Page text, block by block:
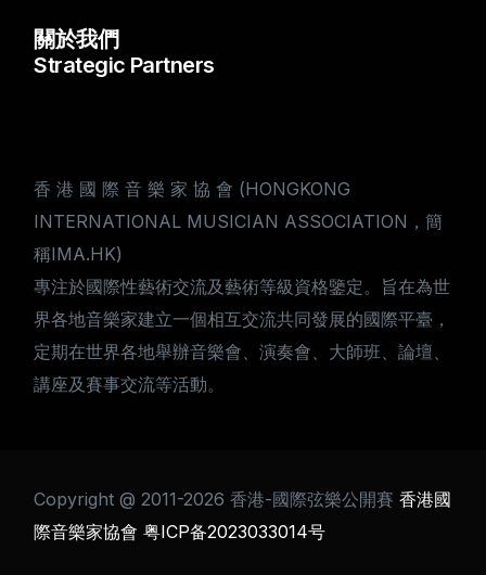
關於我們
Strategic Partners
香 港 國 際 音 樂 家 協 會 (HONGKONG
INTERNATIONAL MUSICIAN ASSOCIATION，簡
稱IMA.HK)
專注於國際性藝術交流及藝術等級資格鑒定。旨在為世
界各地音樂家建立一個相互交流共同發展的國際平臺，
定期在世界各地舉辦音樂會、演奏會、大師班、論壇、
講座及賽事交流等活動。
Copyright @ 2011-2026 香港-國際弦樂公開賽香港國
際音樂家協會 粤ICP备2023033014号